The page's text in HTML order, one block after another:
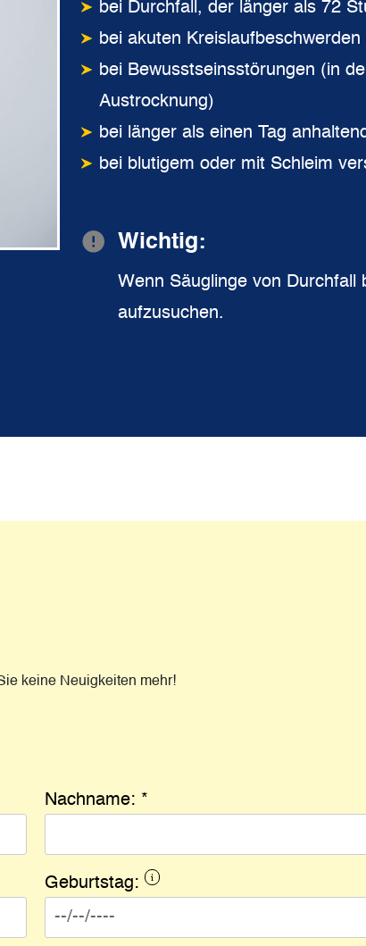
bei Durchfall, der länger als 72
bei akuten Kreislaufbeschwerden
bei Bewusstseinsstörungen (in
Austrocknung)
bei länger als einen Tag
bei blutigem oder mit Schleim
Wichtig:
Wenn Säuglinge von
aufzusuchen.
keine Neuigkeiten mehr!
Nachname: *
Geburtstag: